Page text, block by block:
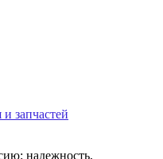
запчастей